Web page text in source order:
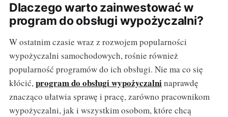
Dlaczego warto zainwestować w
program do obsługi wypożyczalni?
W ostatnim czasie wraz z rozwojem popularności
wypożyczalni samochodowych, rośnie również
popularność programów do ich obsługi. Nie ma co się
kłócić,program do obsługi wypożyczalninaprawdę
znacząco ułatwia sprawę i pracę, zarówno pracownikom
wypożyczalni, jak i wszystkim osobom, które chcą